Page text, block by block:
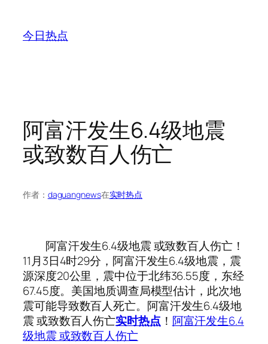
今日热点
阿富汗发生6.4级地震
或致数百人伤亡
作者： daguangnews在实时热点
阿富汗发生6.4级地震 或致数百人伤亡！
11月3日4时29分，阿富汗发生6.4级地震，震
源深度20公里，震中位于北纬36.55度，东经
67.45度。美国地质调查局模型估计，此次地
震可能导致数百人死亡。阿富汗发生6.4级地
震 或致数百人伤亡实时热点 ！ 阿富汗发生6.4
级地震 或致数百人伤亡